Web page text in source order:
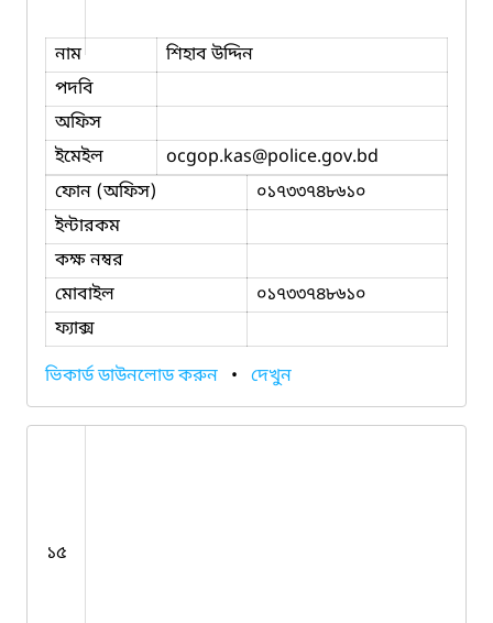
নাম
শিহাব উদ্দিন
পদবি
অফিস
ইমেইল
ocgop.kas@police.gov.bd
ফোন (অফিস)
০১৭৩৩৭৪৮৬১০
ইন্টারকম
কক্ষ নম্বর
মোবাইল
০১৭৩৩৭৪৮৬১০
ফ্যাক্স
ভিকার্ড ডাউনলোড করুন • দেখুন
১৫